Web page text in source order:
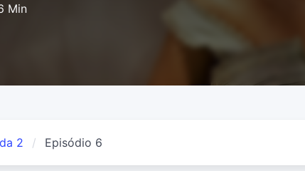
Min
2 Episódio 6